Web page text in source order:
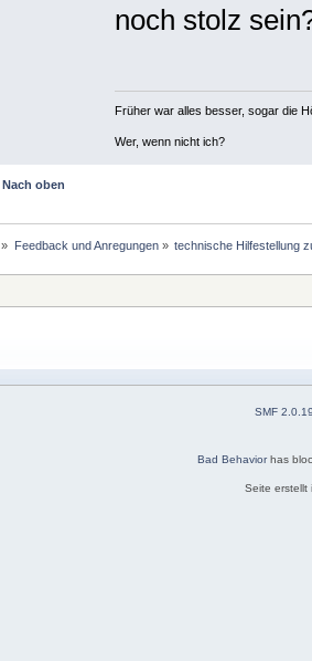
noch stolz
Früher war alles besser, sogar die
Wer, wenn nicht ich?
Nach oben
» Feedback und Anregungen» technische Hilfestellung
SMF
Bad Behaviorhas
Seite erstellt